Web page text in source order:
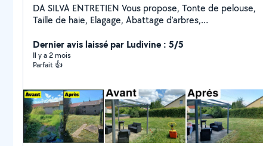
DA SILVA ENTRETIEN Vous propose, Tonte de pelouse,
Taille de haie, Elagage, Abattage d'arbres,
Rénovation Nettoyage, Démoussage de Toiture,
Facade, Terrasse, Peinture géneral Interieur, Exterieur
Transport et retrait de marchandises, colis Location et
Bois, Gravats, Déchets verts, Ferraille, Batterie, ect..
Débarras de vos locaux; Maison, Appartement, Garage,
Cave, Grenier, Jardins, ect.. N'hésitez pas à me
contacter pour toute demande. DA SILVA ENTRETIEN
à VOTRE SERVICE
Dernier avis laissé par Ludivine : 5/5
Il y a 2 mois
Parfait 👍